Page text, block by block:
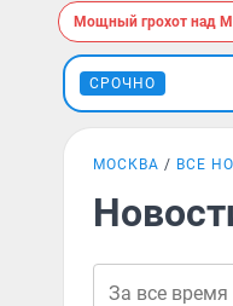
Мощный грохот над
СРОЧНО
МОСКВА ВСЕ